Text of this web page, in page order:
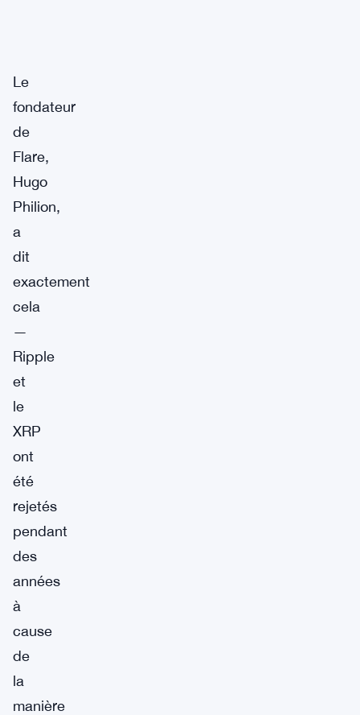
Le
fondateur
de
Flare,
Hugo
Philion,
a
dit
exactement
cela
—
Ripple
et
le
XRP
ont
été
rejetés
pendant
des
années
à
cause
de
la
manière